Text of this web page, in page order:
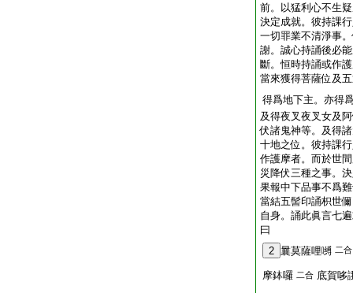
前。以猛利心不生
決定成就。彼持課
一切罪業不清淨事
謝。誠心持誦後必
斷。恒時持誦或作
當來獲得菩薩位及
得爲地下主。亦得
及得夜叉夜叉女及
伏諸鬼神等。及得
十地之位。彼持課
作護摩者。而於世
災降伏三種之事。
果報中下品事不爲
當結五髻印誦枳世
自身。誦此眞言七
曰
2 曩莫薩哩嚩 二合
摩鉢囉 二合 底賀哆